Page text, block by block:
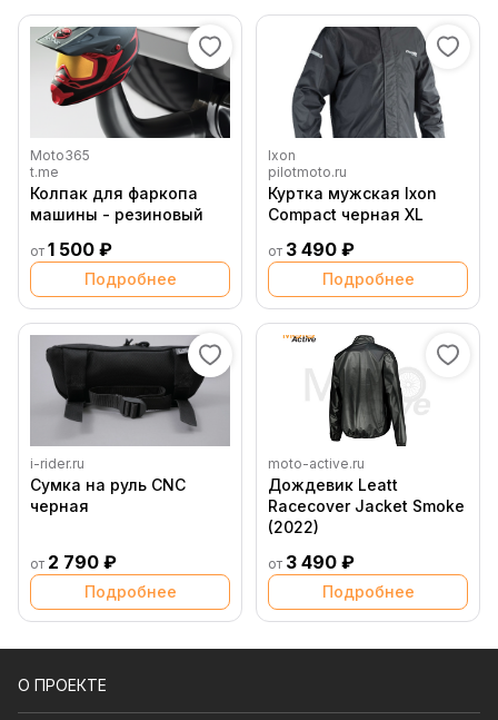
Moto365
t.me
Колпак для фаркопа
машины - резиновый
от 1 500 ₽
Подробнее
Ixon
pilotmoto.ru
Куртка мужская Ixon
Compact черная XL
от 3 490 ₽
Подробнее
i-rider.ru
Сумка на руль CNC
черная
от 2 790 ₽
Подробнее
moto-active.ru
Дождевик Leatt
Racecover Jacket Smoke
(2022)
от 3 490 ₽
Подробнее
О ПРОЕКТЕ